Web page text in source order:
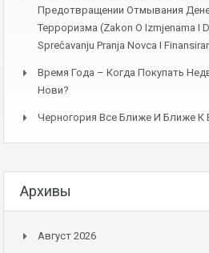
Предотвращении Отмывания
Терроризма (Zakon O Izmjenama I
Sprečavanju Pranja Novca I
Время Года – Когда Покупать
Нови?
Черногория Все Ближе И Ближе К
Архивы
Август 2026